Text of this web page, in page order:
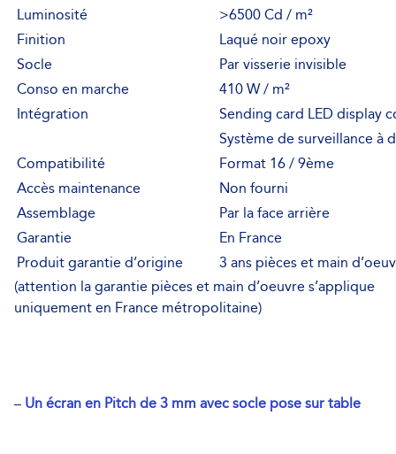
Luminosité
>6500 Cd / m²
Finition
Laqué noir epoxy
Socle
Par visserie invisible
Conso en marche
410 W / m²
Intégration
Sending card LED display
Système de surveillance à
Compatibilité
Format 16 / 9ème
Accès maintenance
Non fourni
Assemblage
Par la face arrière
Garantie
En France
Produit garantie d’origine
3 ans pièces et main
(attention la garantie pièces et main d’oeuvre s’applique
uniquement en France métropolitaine)
– Un écran en Pitch de 3 mm avec socle pose sur table